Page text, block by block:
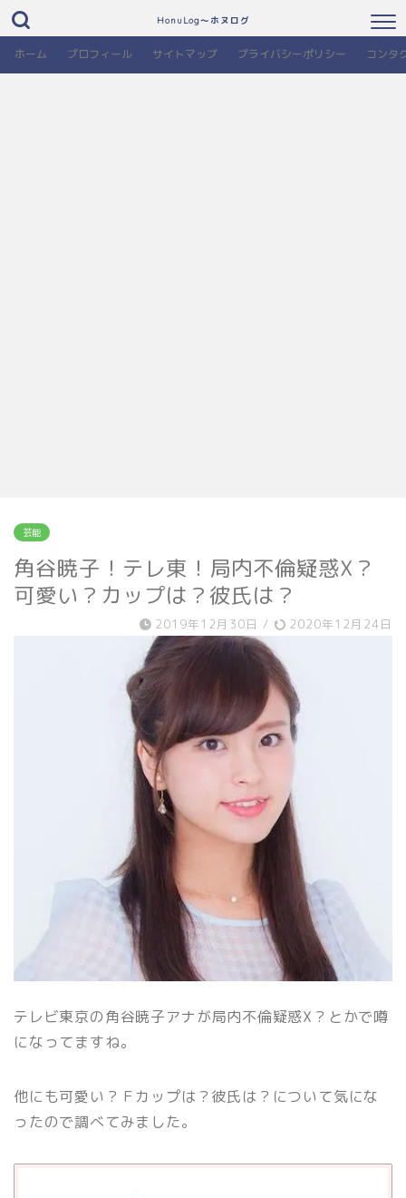
HonuLog～ホヌログ
ホーム プロフィール サイトマップ プライバシーポリシー コンタ
芸能
角谷暁子！テレ東！局内不倫疑惑X？
可愛い？カップは？彼氏は？
2019年12月30日 / 2020年12月24日
テレビ東京の角谷暁子アナが局内不倫疑惑X？とかで噂
になってますね。
他にも可愛い？Ｆカップは？彼氏は？について気にな
ったので調べてみました。